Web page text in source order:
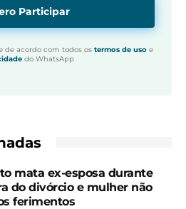
Participar
de acordo com todos os termos de usoe
do WhatsApp
mata ex-esposa durante
do divórcio e mulher não
ferimentos